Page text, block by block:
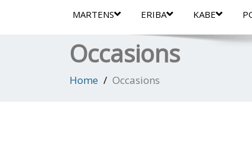
MARTENS ERIBA KABE
Occasions
Home Occasions